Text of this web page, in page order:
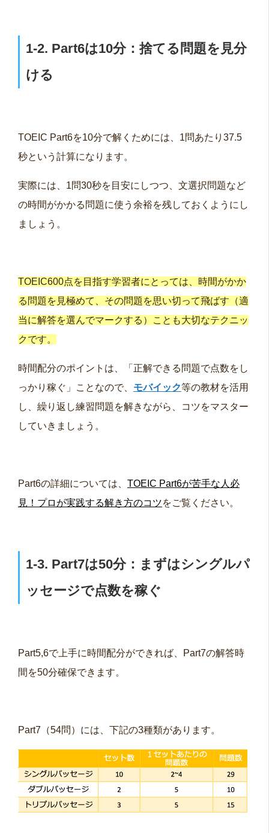
1-2. Part6は10分：捨てる問題を見分
ける
TOEIC Part6を10分で解くためには、1問あたり37.5
秒という計算になります。
実際には、1問30秒を目安にしつつ、文選択問題など
の時間がかかる問題に使う余裕を残しておくようにし
ましょう。
TOEIC600点を目指す学習者にとっては、時間がかか
る問題を見極めて、その問題を思い切って飛ばす（適
当に解答を選んでマークする）ことも大切なテクニッ
クです。
時間配分のポイントは、「正解できる問題で点数をし
っかり稼ぐ」こと なので、 モバイック等の教材を活用
し、繰り返し練習問題を解きながら、コツをマスター
していきましょう。
Part6の詳細については、 TOEIC Part6が苦手な人必
見！プロが実践する解き方のコツをご覧ください。
1-3. Part7は50分：まずはシングルパ
ッセージで点数を稼ぐ
Part5,6で上手に時間配分ができれば、Part7の解答時
間を50分確保できます。
Part7（54問）には、下記の3種類があります。